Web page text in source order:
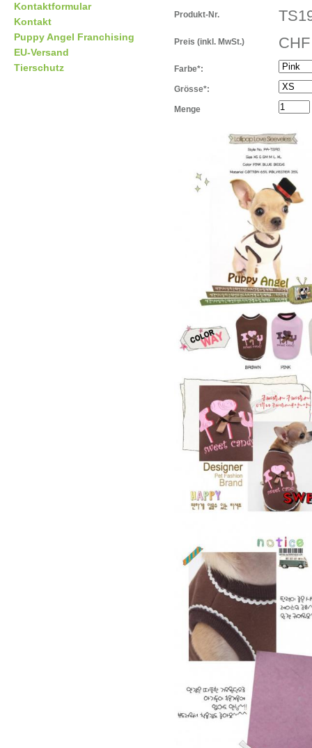
Kontaktformular
Kontakt
Puppy Angel Franchising
EU-Versand
Tierschutz
Produkt-Nr.
Preis (inkl. MwSt.)
Farbe*:
Grösse*:
Menge